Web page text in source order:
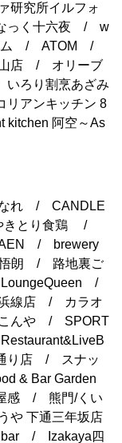
究所イルフォ
っく十六夜 / w
ム / ATOM /
山店 / オリーブ
り割烹あざみ
アンキッチン 8
阿空～As
なれ / CANDLE
とり食鶏 /
/ brewery
朗 / 路地裏ご
/
線店 / カラオ
んや / SPORT
り店 / スナッ
& Bar Garden
感 / 熊門/くい
や 下通三年坂店
/ Izakaya四